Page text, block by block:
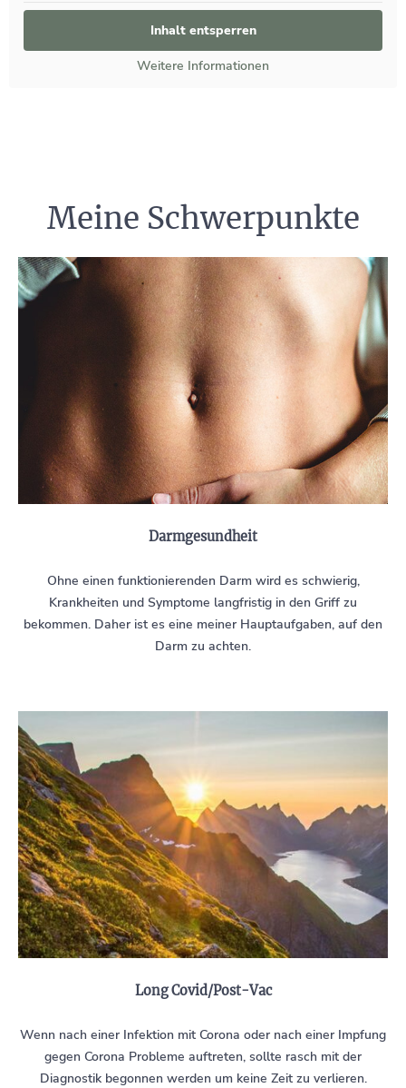
Inhalt entsperren
Weitere Informationen
Meine Schwerpunkte
Darmgesundheit
Ohne einen funktionierenden Darm wird es schwierig,
Krankheiten und Symptome langfristig in den Griff zu
bekommen. Daher ist es eine meiner Hauptaufgaben, auf den
Darm zu achten.
Long Covid/Post-Vac
Wenn nach einer Infektion mit Corona oder nach einer Impfung
gegen Corona Probleme auftreten, sollte rasch mit der
Diagnostik begonnen werden um keine Zeit zu verlieren.